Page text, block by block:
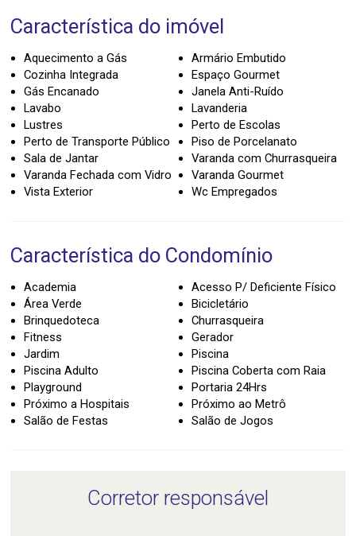
Característica do imóvel
Aquecimento a Gás
Armário Embutido
Cozinha Integrada
Espaço Gourmet
Gás Encanado
Janela Anti-Ruído
Lavabo
Lavanderia
Lustres
Perto de Escolas
Perto de Transporte Público
Piso de Porcelanato
Sala de Jantar
Varanda com Churrasqueira
Varanda Fechada com Vidro
Varanda Gourmet
Vista Exterior
Wc Empregados
Característica do Condomínio
Academia
Acesso P/ Deficiente Físico
Área Verde
Bicicletário
Brinquedoteca
Churrasqueira
Fitness
Gerador
Jardim
Piscina
Piscina Adulto
Piscina Coberta com Raia
Playground
Portaria 24Hrs
Próximo a Hospitais
Próximo ao Metrô
Salão de Festas
Salão de Jogos
Corretor responsável